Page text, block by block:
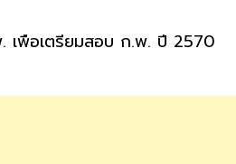
เพื่อเตรียมสอบ ก.พ. ปี 2570